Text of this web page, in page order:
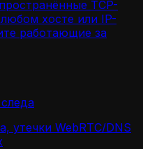
TCP-
хосте или IP-
работающие за
утечки WebRTC/DNS